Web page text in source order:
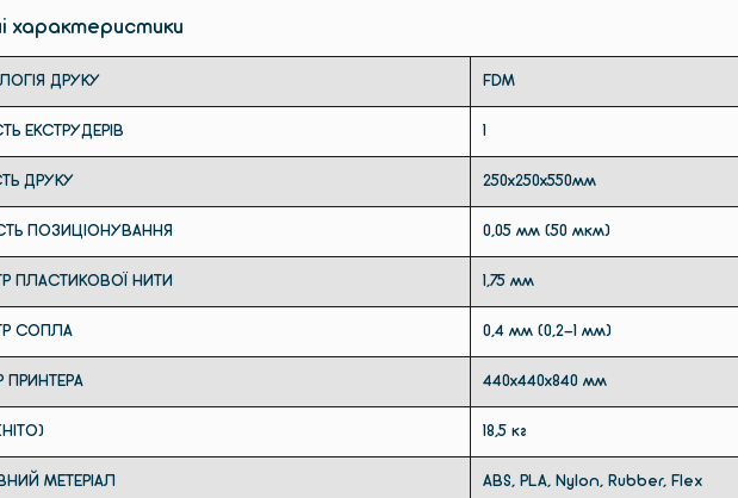
характеристики
ДРУКУ FDM
ЕКСТРУДЕРІВ 1
ДРУКУ 250x250x550мм
ПОЗИЦІОНУВАННЯ 0,05 мм (50 мкм)
ПЛАСТИКОВОЇ НИТИ 1,75 мм
СОПЛА 0,4 мм (0,2-1 мм)
ПРИНТЕРА 440x440x840 мм
18,5 кг
МЕТЕРІАЛ ABS, PLA, Nylon, Rubber, Flex